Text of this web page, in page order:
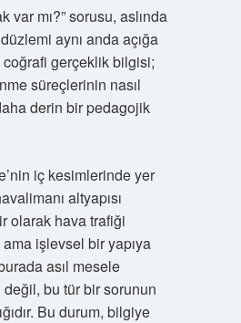
var mı?” sorusu, aslında
aynı anda açığa
coğrafi gerçeklik bilgisi;
süreçlerinin nasıl
derin bir pedagojik
iç kesimlerinde yer
altyapısı
olarak hava trafiği
ama işlevsel bir yapıya
asıl mesele
değil, bu tür bir sorunun
Bu durum, bilgiye